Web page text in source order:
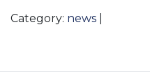
Category: news